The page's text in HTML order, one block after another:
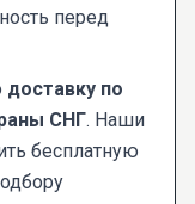
перед
доставку по
СНГ. Наши
бесплатную